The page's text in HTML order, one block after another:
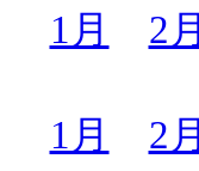
1月 2月
1月 2月